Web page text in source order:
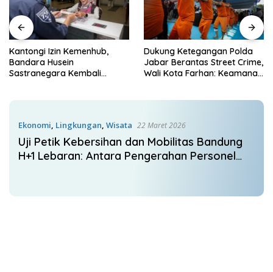
Kantongi Izin Kemenhub,
Bandara Husein
Sastranegara Kembali
Dukung Ketegangan Polda
Jabar Berantas Street Crime,
Wali Kota Farhan: Keamanan
Ekonomi, Lingkungan, Wisata 22 Maret 2026
Uji Petik Kebersihan dan Mobilitas Bandung
H+1 Lebaran: Antara Pengerahan Personel